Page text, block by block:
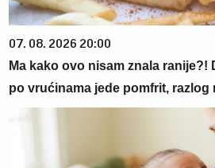
07. 08. 2026 20:00
Ma kako ovo nisam znala ranije?!
po vrućinama jede pomfrit, razlog